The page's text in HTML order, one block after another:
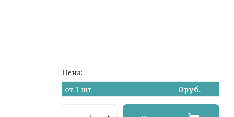
Цена:
от 1 шт 0руб.